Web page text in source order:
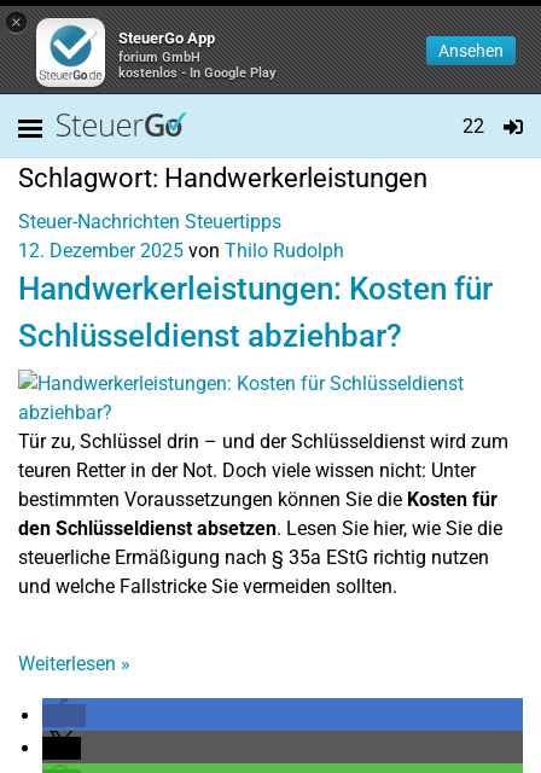
×
SteuerGo App
forium GmbH
kostenlos - In Google Play
Ansehen
22
Schlagwort: Handwerkerleistungen
Steuer-Nachrichten Steuertipps
12. Dezember 2025 von Thilo Rudolph
Handwerkerleistungen: Kosten für
Schlüsseldienst abziehbar?
Tür zu, Schlüssel drin – und der Schlüsseldienst wird zum
teuren Retter in der Not. Doch viele wissen nicht: Unter
bestimmten Voraussetzungen können Sie die Kosten für
den Schlüsseldienst absetzen. Lesen Sie hier, wie Sie die
steuerliche Ermäßigung nach § 35a EStG richtig nutzen
und welche Fallstricke Sie vermeiden sollten.
Weiterlesen »